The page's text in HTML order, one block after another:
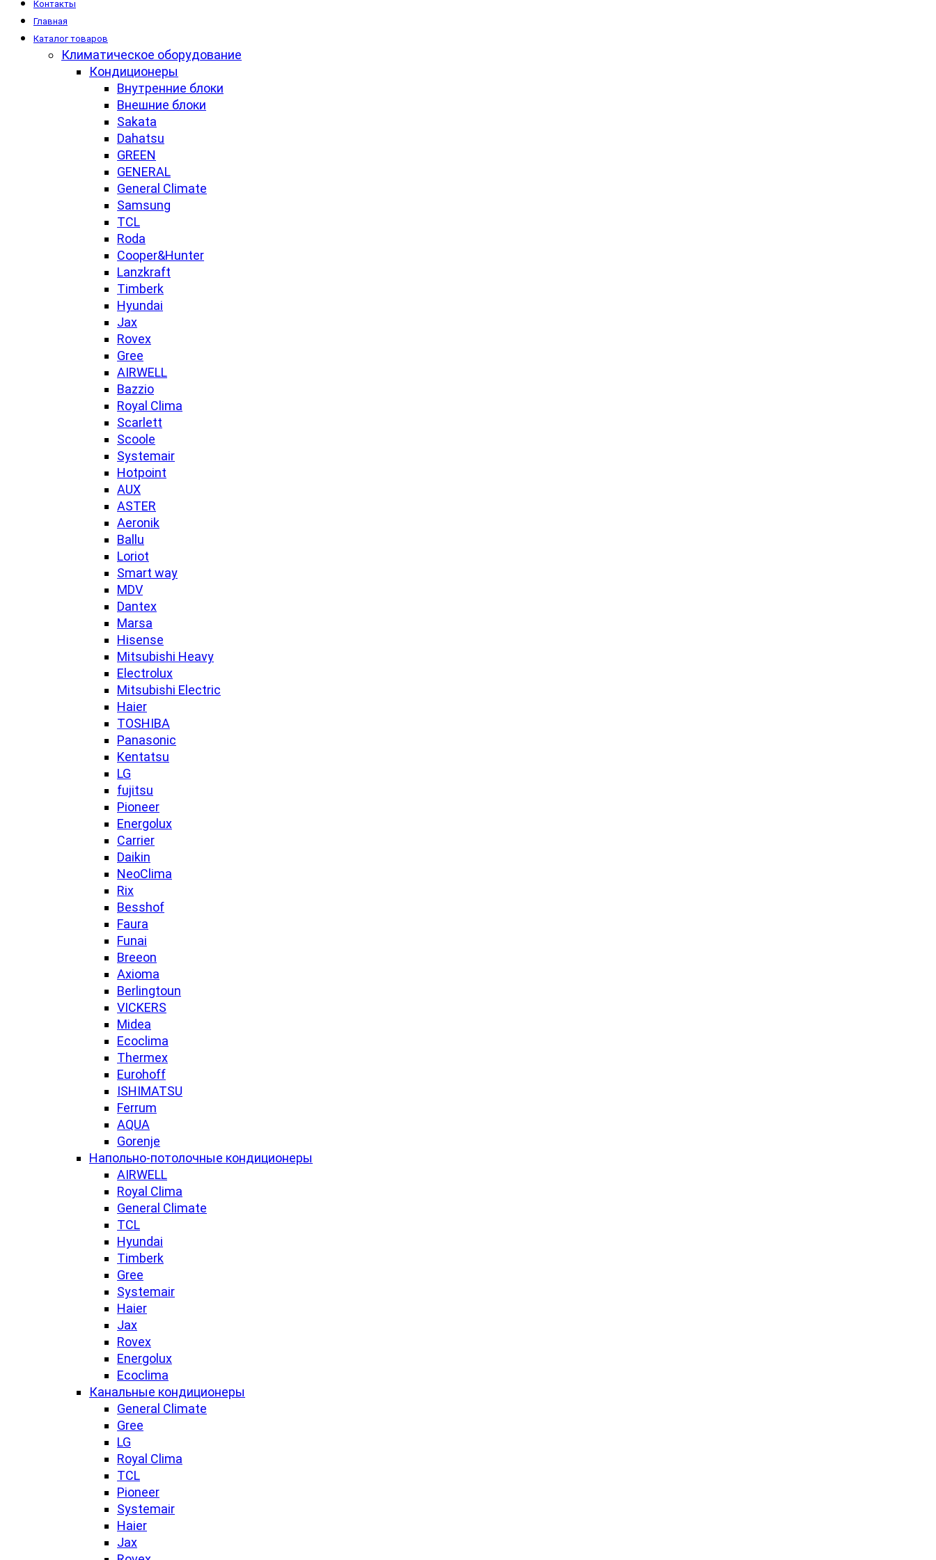
Контакты
Главная
Каталог товаров
Климатическое оборудование
Кондиционеры
Внутренние блоки
Внешние блоки
Sakata
Dahatsu
GREEN
GENERAL
General Climate
Samsung
TCL
Roda
Cooper&Hunter
Lanzkraft
Timberk
Hyundai
Jax
Rovex
Gree
AIRWELL
Bazzio
Royal Clima
Scarlett
Scoole
Systemair
Hotpoint
AUX
ASTER
Aeronik
Ballu
Loriot
Smart way
MDV
Dantex
Marsa
Hisense
Mitsubishi Heavy
Electrolux
Mitsubishi Electric
Haier
TOSHIBA
Panasonic
Kentatsu
LG
fujitsu
Pioneer
Energolux
Carrier
Daikin
NeoClima
Rix
Besshof
Faura
Funai
Breeon
Axioma
Berlingtoun
VICKERS
Midea
Ecoclima
Thermex
Eurohoff
ISHIMATSU
Ferrum
AQUA
Gorenje
Напольно-потолочные кондиционеры
AIRWELL
Royal Clima
General Climate
TCL
Hyundai
Timberk
Gree
Systemair
Haier
Jax
Rovex
Energolux
Ecoclima
Канальные кондиционеры
General Climate
Gree
LG
Royal Clima
TCL
Pioneer
Systemair
Haier
Jax